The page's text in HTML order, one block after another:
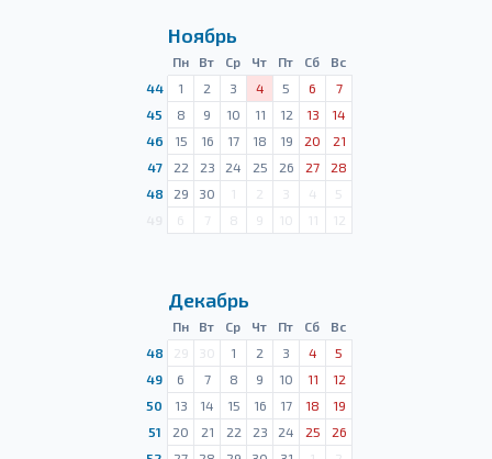
Ноябрь
Пн Вт Ср Чт Пт Сб
Вс
44
1 2 3 4 5 6
7
45
8 9 10 11 12 13
14
46
15 16 17 18 19 20
21
47
22 23 24 25 26 27
28
48
29 30 1 2 3 4
5
6 7 8 9 10 11 12
Декабрь
Пн Вт Ср Чт Пт Сб
Вс
48
29 30 1 2 3 4
5
49
6 7 8 9 10 11
12
50
13 14 15 16 17 18
19
51
20 21 22 23 24 25
26